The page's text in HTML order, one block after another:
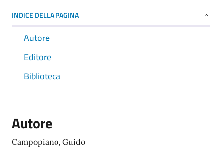
INDICE DELLA PAGINA
Autore
Editore
Biblioteca
Autore
Campopiano, Guido